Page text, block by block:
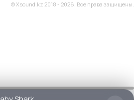
© Xsound.kz 2018 - 2026. Все права защищены.